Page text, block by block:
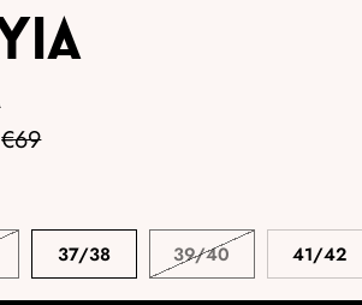
Aanbiedingsprijs
€69
37/38 39/40 41/42